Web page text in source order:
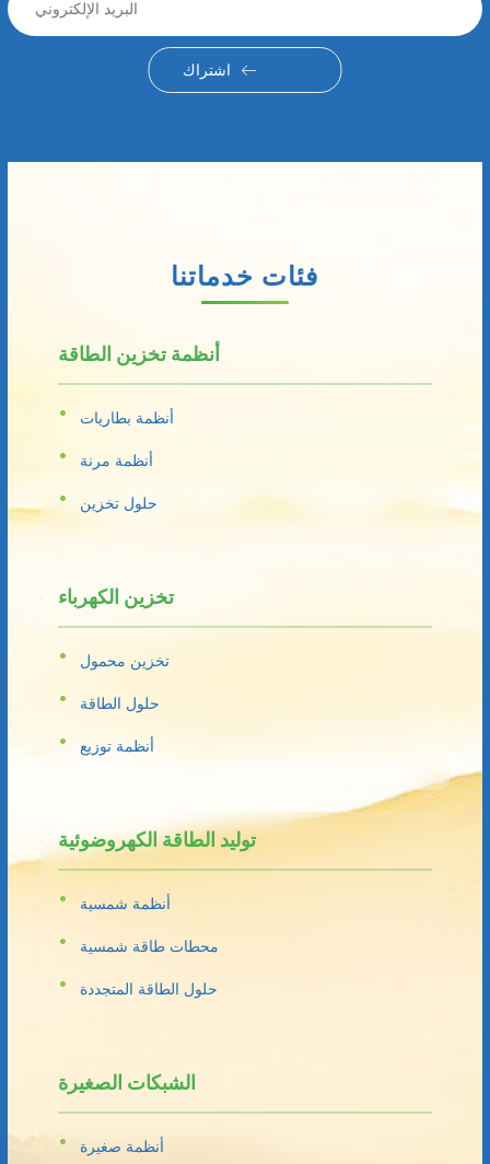
اشتراك
فئات خدماتنا
أنظمة تخزين الطاقة
أنظمة بطاريات
أنظمة مرنة
حلول تخزين
تخزين الكهرباء
تخزين محمول
حلول الطاقة
أنظمة توزيع
توليد الطاقة الكهروضوئية
أنظمة شمسية
محطات طاقة شمسية
حلول الطاقة المتجددة
الشبكات الصغيرة
أنظمة صغيرة